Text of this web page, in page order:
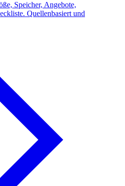
Speicher, Angebote,
Quellenbasiert und